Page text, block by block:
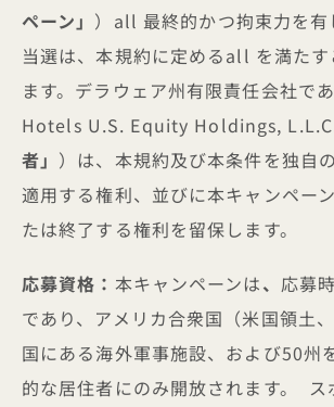
ペーン」 ）all 最終的かつ拘束力を有
当選は、本規約に定めるall を満たす
ます。デラウェア州有限責任会社で
Hotels U.S. Equity Holdings,
者」 ）は、本規約及び本条件を独自
適用する権利、並びに本キャンペー
たは終了する権利を留保します。
応募資格： 本キャンペーンは、 応募
であり、アメリカ合衆国（米国領土
国にある海外軍事施設、および50州
的な居住者にのみ開放されます。 ス